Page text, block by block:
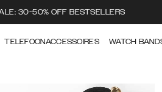
30-50% OFF BESTSELLERS
TELEFOONACCESSOIRES WATCH